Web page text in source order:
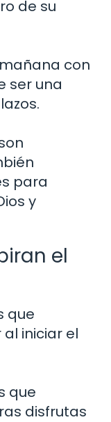
de su
con
ser una
para
y
el
que
iniciar el
que
disfrutas